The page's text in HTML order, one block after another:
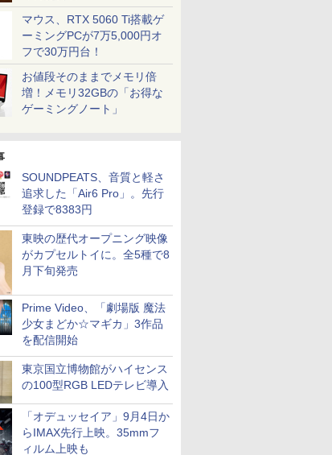
マウス、RTX 5060 Ti搭載ゲ
ーミングPCが7万5,000円オ
フで30万円台！
お値段そのままでメモリ倍
増！メモリ32GBの「お得な
ゲーミングノート」
SOUNDPEATS、音質と軽さ
追求した「Air6 Pro」。先行
登録で8383円
東映の歴代オープニング映像
がカプセルトイに。全5種で8
月下旬発売
Prime Video、「劇場版 魔法
少女まどか☆マギカ」3作品
を配信開始
東京国立博物館がハイセンス
の100型RGB LEDテレビ導入
「オデュッセイア」9月4日か
らIMAX先行上映。35mmフ
ィルム上映も